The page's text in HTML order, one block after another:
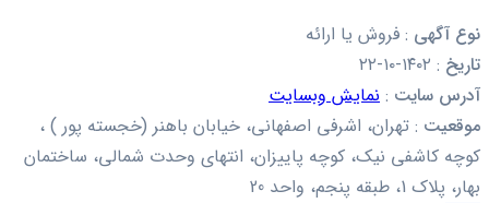
نوع آگهی : فروش یا ارائه
تاریخ :
آدرس سایت : نمایش وبسایت
موقعیت : تهران، اشرفی اصفهانی، خیابان باهنر (خجسته پور ) ،
کوچه کاشفی نیک، کوچه پاییزان، انتهای وحدت شمالی، ساختمان
بهار، پلاک 1، طبقه پنجم، واحد 20